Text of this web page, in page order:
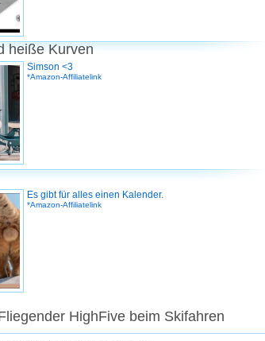
heiße Kurven
Simson <3
*Amazon-Affiliatelink
Es gibt für alles einen Kalender.
*Amazon-Affiliatelink
HighFive beim Skifahren